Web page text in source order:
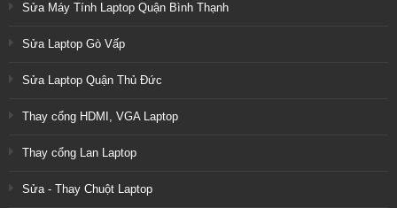
Sửa Máy Tính Laptop Quận Bình Thạnh
Sửa Laptop Gò Vấp
Sửa Laptop Quận Thủ Đức
Thay cổng HDMI, VGA Laptop
Thay cổng Lan Laptop
Sửa - Thay Chuột Laptop